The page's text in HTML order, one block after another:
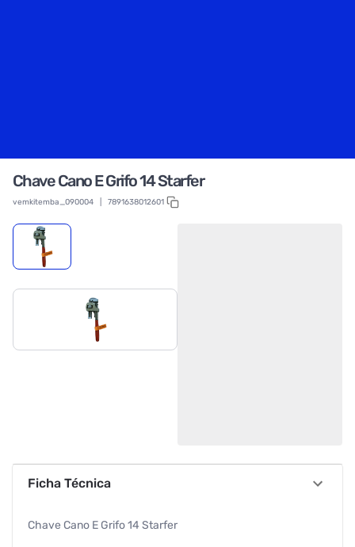
Chave Cano E Grifo 14 Starfer
vemkitemba_090004 7891638012601
Ficha Técnica
Chave Cano E Grifo 14 Starfer